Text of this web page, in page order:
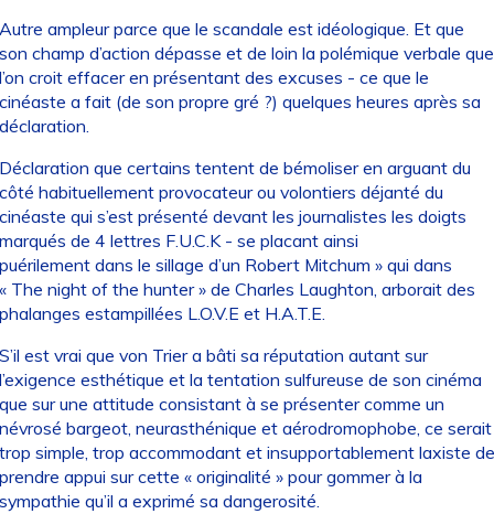
ampleur parce que le scandale est idéologique. Et que
champ d’action dépasse et de loin la polémique verbale que
croit effacer en présentant des excuses - ce que le
a fait (de son propre gré ?) quelques heures après sa
que certains tentent de bémoliser en arguant du
habituellement provocateur ou volontiers déjanté du
qui s’est présenté devant les journalistes les doigts
de 4 lettres F.U.C.K - se placant ainsi
dans le sillage d’un Robert Mitchum » qui dans
The night of the hunter » de Charles Laughton, arborait des
estampillées L.O.V.E et H.A.T.E.
est vrai que von Trier a bâti sa réputation autant sur
esthétique et la tentation sulfureuse de son cinéma
sur une attitude consistant à se présenter comme un
bargeot, neurasthénique et aérodromophobe, ce serait
simple, trop accommodant et insupportablement laxiste de
appui sur cette « originalité » pour gommer à la
qu’il a exprimé sa dangerosité.